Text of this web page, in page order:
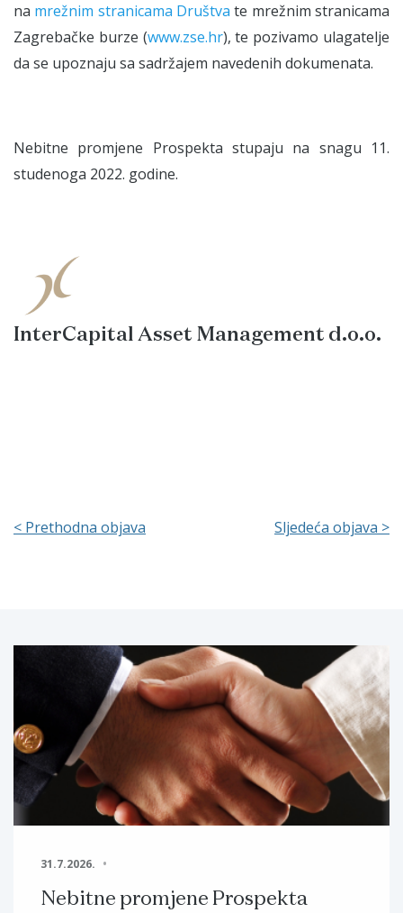
na mrežnim stranicama Društva te mrežnim stranicama
Zagrebačke burze (www.zse.hr), te pozivamo ulagatelje
da se upoznaju sa sadržajem navedenih dokumenata.
Nebitne promjene Prospekta stupaju na snagu 11.
studenoga 2022. godine.
InterCapital Asset Management d.o.o.
< Prethodna objava Sljedeća objava >
31.7.2026.
Nebitne promjene Prospekta